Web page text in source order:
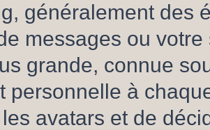
généralement des
messages ou
grande, connue
personnelle à
les avatars et de